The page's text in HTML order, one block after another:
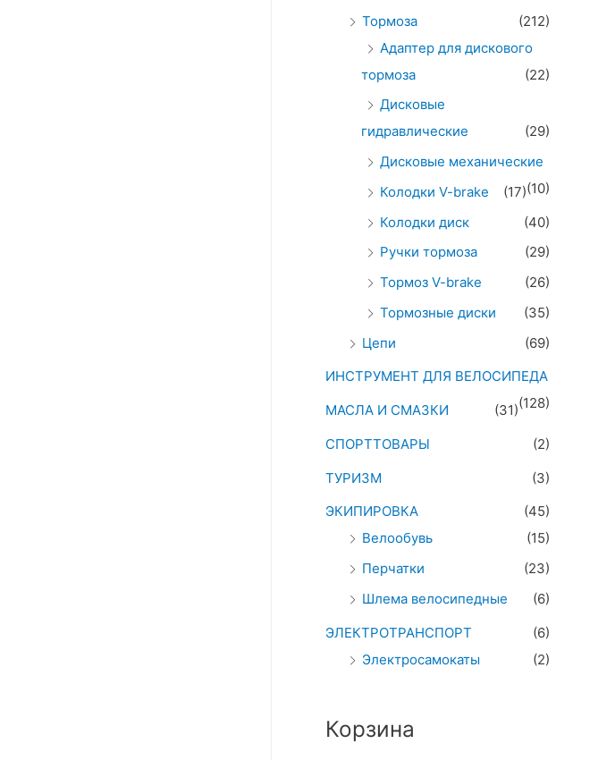
Тормоза
(212)
Адаптер для дискового
тормоза
(22)
Дисковые
гидравлические
(29)
Дисковые механические
(10)
Колодки V-brake
(17)
Колодки диск
(40)
Ручки тормоза
(29)
Тормоз V-brake
(26)
Тормозные диски
(35)
Цепи
(69)
ИНСТРУМЕНТ ДЛЯ ВЕЛОСИПЕДА
(128)
МАСЛА И СМАЗКИ
(31)
СПОРТТОВАРЫ
(2)
ТУРИЗМ
(3)
ЭКИПИРОВКА
(45)
Велообувь
(15)
Перчатки
(23)
Шлема велосипедные
(6)
ЭЛЕКТРОТРАНСПОРТ
(6)
Электросамокаты
(2)
Корзина